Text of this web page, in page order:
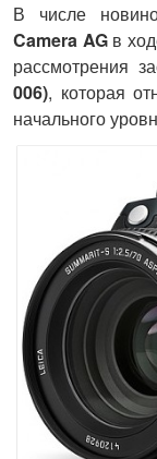
В числе
Camera AGв
рассмотрения
006), которая
начального